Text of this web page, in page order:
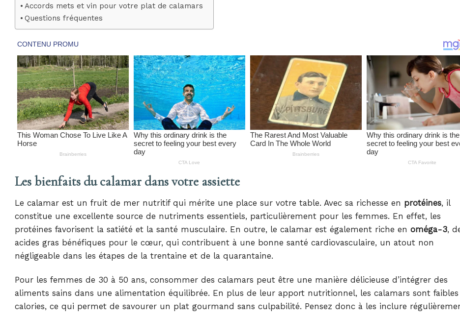
Accords mets et vin pour votre plat de calamars
Questions fréquentes
Les bienfaits du calamar dans votre assiette
Le calamar est un fruit de mer nutritif qui mérite une place sur votre table. Avec sa richesse en protéines, il
constitue une excellente source de nutriments essentiels, particulièrement pour les femmes. En effet, les
protéines favorisent la satiété et la santé musculaire. En outre, le calamar est également riche en oméga-3,
acides gras bénéfiques pour le cœur, qui contribuent à une bonne santé cardiovasculaire, un atout non
négligeable dans les étapes de la trentaine et de la quarantaine.
Pour les femmes de 30 à 50 ans, consommer des calamars peut être une manière délicieuse d’intégrer des
aliments sains dans une alimentation équilibrée. En plus de leur apport nutritionnel, les calamars sont faibles
calories, ce qui permet de savourer un plat gourmand sans culpabilité. Pensez donc à les inclure